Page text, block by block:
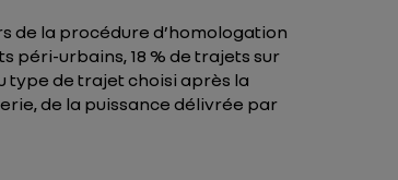
de la procédure d’homologation
péri-urbains, 18 % de trajets sur
type de trajet choisi après la
de la puissance délivrée par